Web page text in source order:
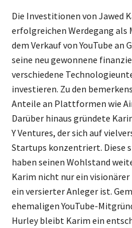
Die Investitionen von Jawed
erfolgreichen Werdegang
dem Verkauf von YouTube
seine neu gewonnene
verschiedene
investieren. Zu den
Anteile an Plattformen wie
Darüber hinaus gründete
Y Ventures, der sich auf
Startups konzentriert. Diese
haben seinen Wohlstand
Karim nicht nur ein
ein versierter Anleger ist.
ehemaligen YouTube-
Hurley bleibt Karim ein